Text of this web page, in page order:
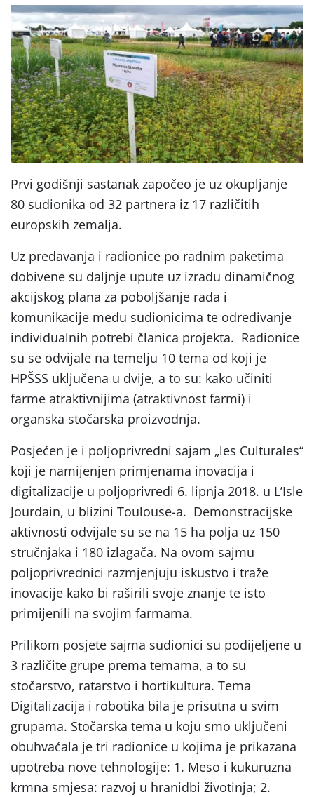
Prvi godišnji sastanak započeo je uz okupljanje
80 sudionika od 32 partnera iz 17 različitih
europskih zemalja.
Uz predavanja i radionice po radnim paketima
dobivene su daljnje upute uz izradu dinamičnog
akcijskog plana za poboljšanje rada i
komunikacije među sudionicima te određivanje
individualnih potrebi članica projekta. Radionice
su se odvijale na temelju 10 tema od koji je
HPŠSS uključena u dvije, a to su: kako učiniti
farme atraktivnijima (atraktivnost farmi) i
organska stočarska proizvodnja.
Posjećen je i poljoprivredni sajam „les Culturales“
koji je namijenjen primjenama inovacija i
digitalizacije u poljoprivredi 6. lipnja 2018. u L’Isle
Jourdain, u blizini Toulouse-a. Demonstracijske
aktivnosti odvijale su se na 15 ha polja uz 150
stručnjaka i 180 izlagača. Na ovom sajmu
poljoprivrednici razmjenjuju iskustvo i traže
inovacije kako bi raširili svoje znanje te isto
primijenili na svojim farmama.
Prilikom posjete sajma sudionici su podijeljene u
3 različite grupe prema temama, a to su
stočarstvo, ratarstvo i hortikultura. Tema
Digitalizacija i robotika bila je prisutna u svim
grupama. Stočarska tema u koju smo uključeni
obuhvaćala je tri radionice u kojima je prikazana
upotreba nove tehnologije: 1. Meso i kukuruzna
krmna smjesa: razvoj u hranidbi životinja; 2.